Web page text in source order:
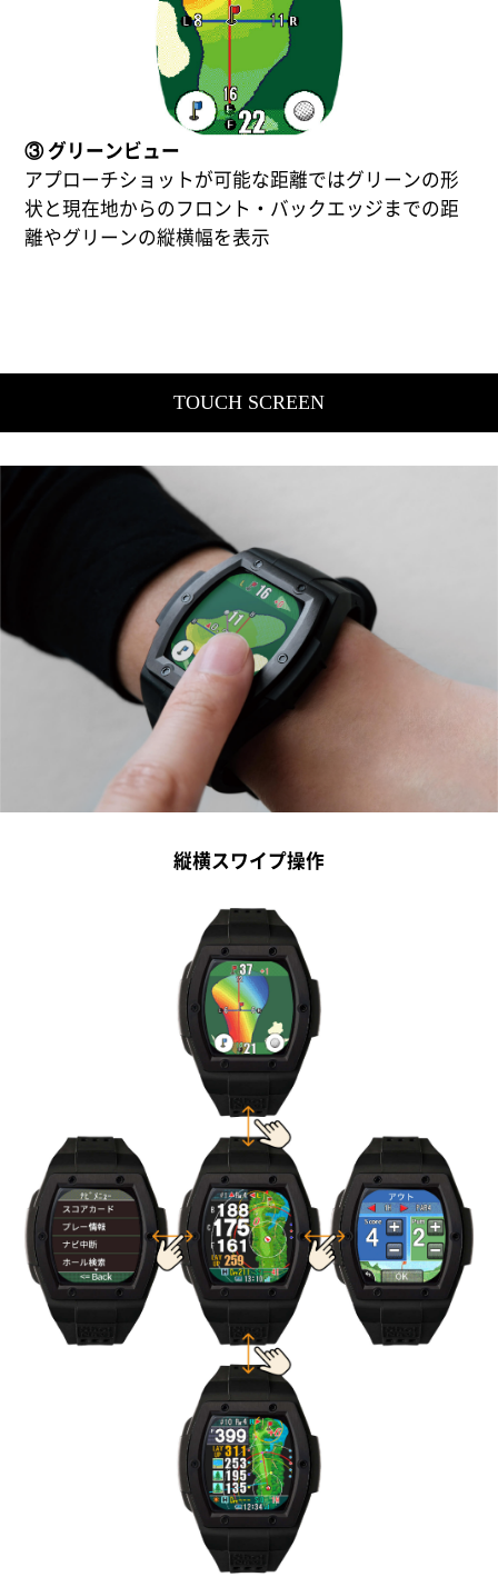
③ グリーンビュー
アプローチショットが可能な距離ではグリーンの形
状と現在地からのフロント・バックエッジまでの距
離やグリーンの縦横幅を表示
TOUCH SCREEN
縦横スワイプ操作